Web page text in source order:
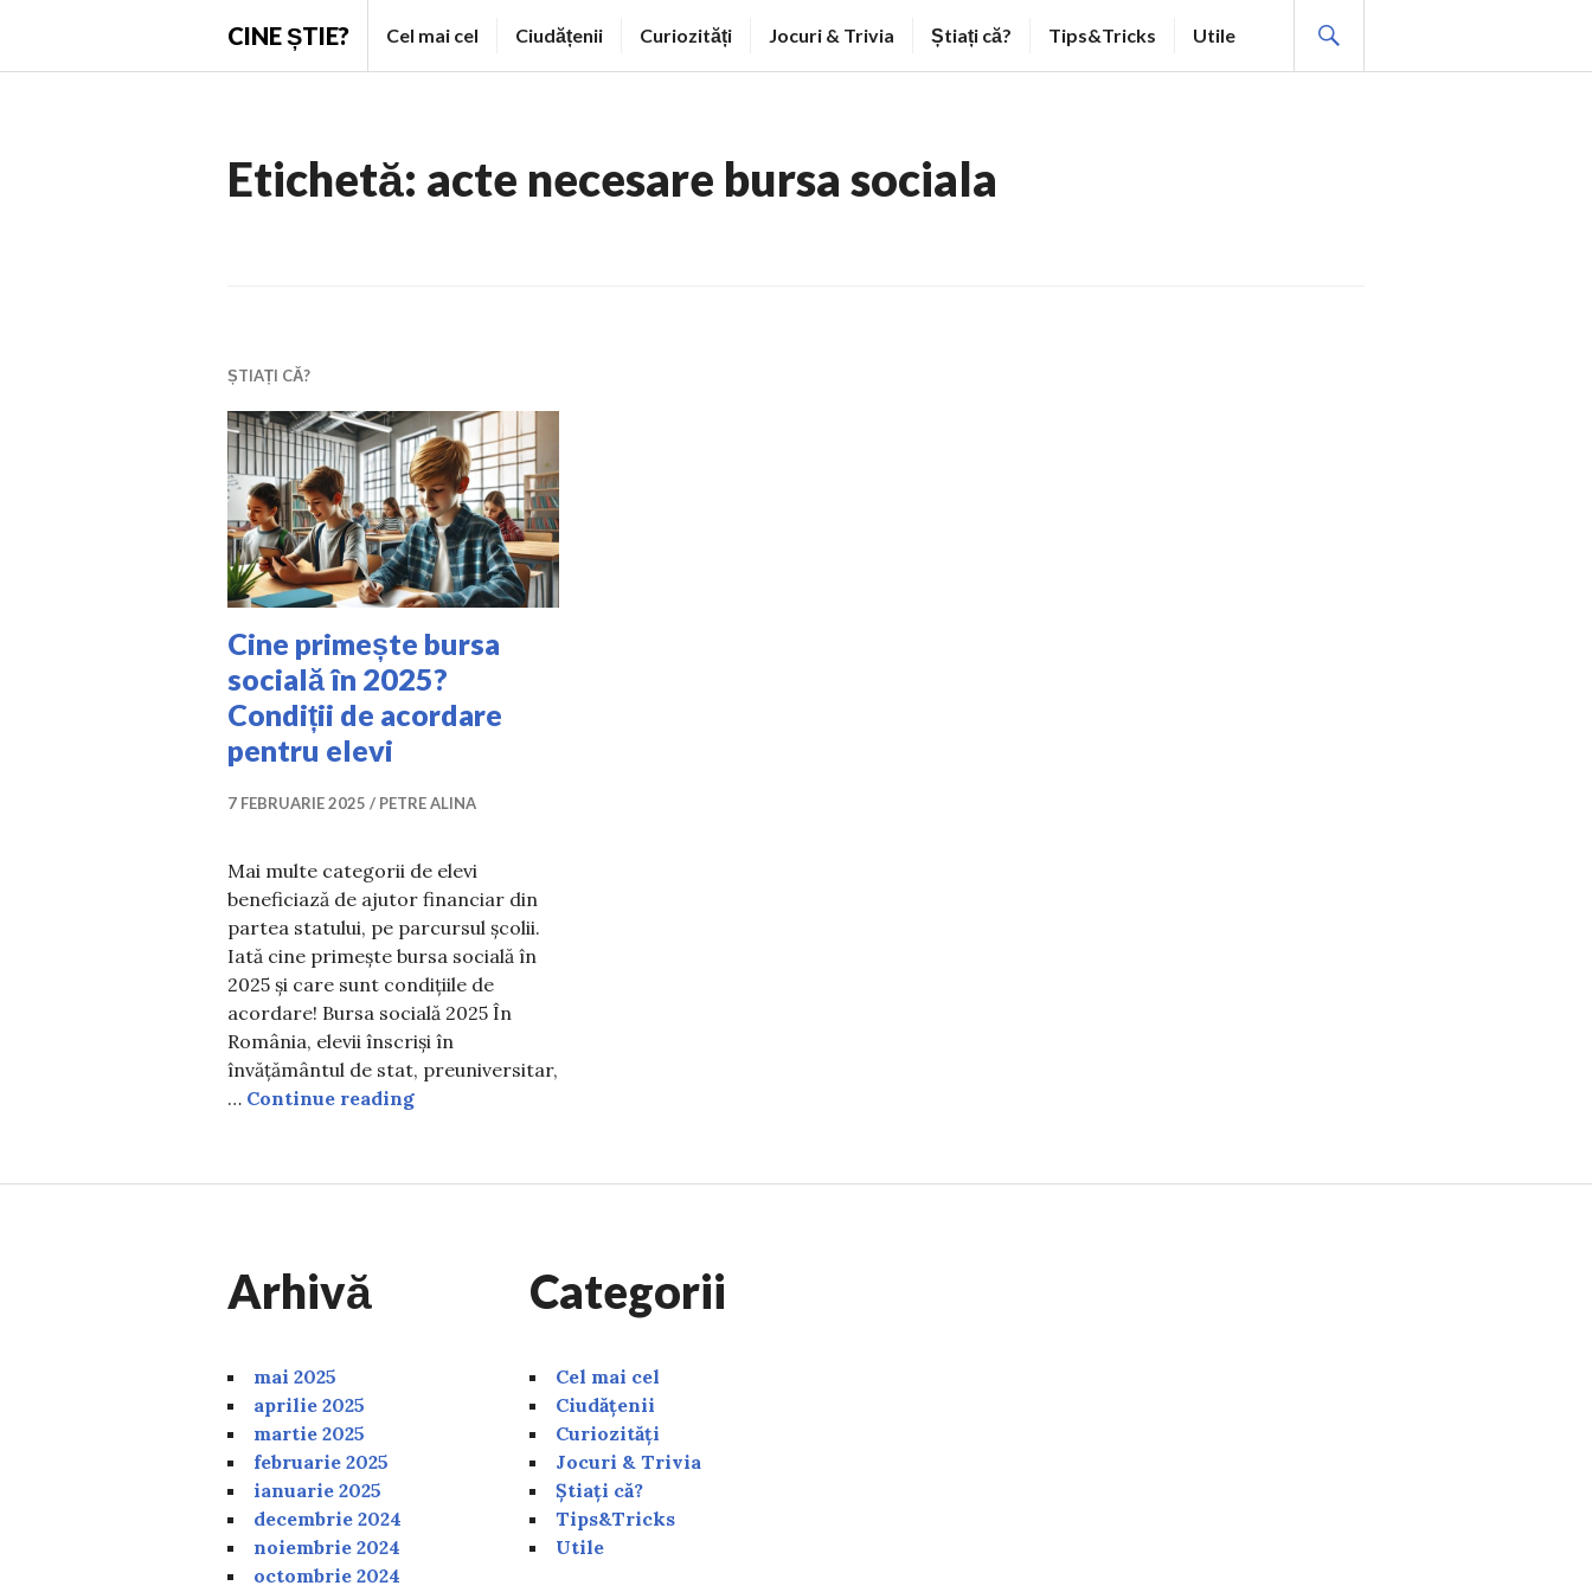
CINE ȘTIE? Cel mai cel Ciudățenii Curiozități Jocuri & Trivia Știați că? Tips&Tricks Utile
Etichetă: acte necesare bursa sociala
ȘTIAȚI CĂ?
Cine primește bursa
socială în 2025?
Condiții de acordare
pentru elevi
7 FEBRUARIE 2025 PETRE ALINA
Mai multe categorii de elevi
beneficiază de ajutor financiar din
partea statului, pe parcursul școlii.
Iată cine primește bursa socială în
2025 și care sunt condițiile de
acordare! Bursa socială 2025 În
România, elevii înscriși în
învățământul de stat, preuniversitar,
… Continue readingCine primește bursa socială în 2025? Condiții de acordare pentru elevi
Arhivă
mai 2025
aprilie 2025
martie 2025
februarie 2025
ianuarie 2025
decembrie 2024
noiembrie 2024
octombrie 2024
Categorii
Cel mai cel
Ciudățenii
Curiozități
Jocuri & Trivia
Știați că?
Tips&Tricks
Utile